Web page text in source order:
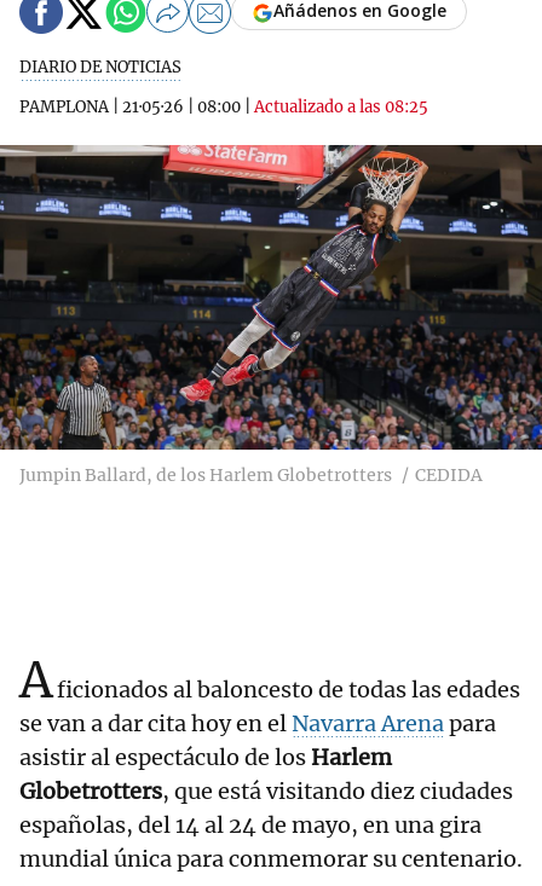
DIARIO DE NOTICIAS
PAMPLONA| 21·05·26 08:00 |Actualizado a las 08:25
Añádenos en Google
Jumpin Ballard, de los Harlem Globetrotters CEDIDA
Aficionados al baloncesto de todas las edades
se van a dar cita hoy en el Navarra Arenapara
asistir al espectáculo de los Harlem
Globetrotters, que está visitando diez ciudades
españolas, del 14 al 24 de mayo, en una gira
mundial única para conmemorar su centenario.